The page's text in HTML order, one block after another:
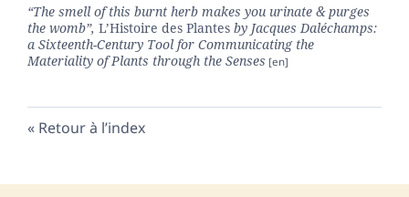
“The smell of this burnt herb makes you urinate & purges
the womb”, L’Histoire des Plantes by Jacques Daléchamps:
a Sixteenth-Century Tool for Communicating the
Materiality of Plants through the Senses
Retour à l’index